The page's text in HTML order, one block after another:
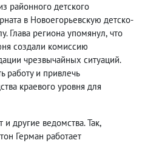
районного детского
в Новоегорьевскую детско-
Глава региона упомянул, что
создали комиссию
чрезвычайных ситуаций.
работу и привлечь
краевого уровня для
и другие ведомства. Так,
Герман работает